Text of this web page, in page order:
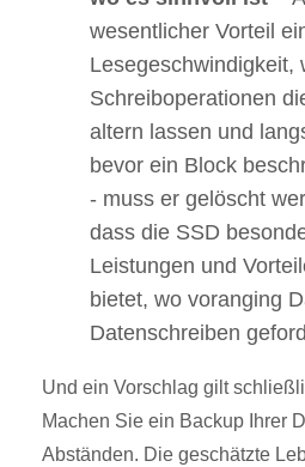
wesentlicher Vorteil
Lesegeschwindigkeit,
Schreiboperationen
altern lassen und
bevor ein Block
- muss er gelöscht
dass die SSD
Leistungen und
bietet, wo voranging
Datenschreiben
Und ein Vorschlag gilt
Machen Sie ein Backup Ihrer
Abständen. Die geschätzte